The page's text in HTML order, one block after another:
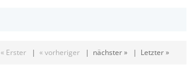
« Erster| « vorheriger| nächster »| Letzter »